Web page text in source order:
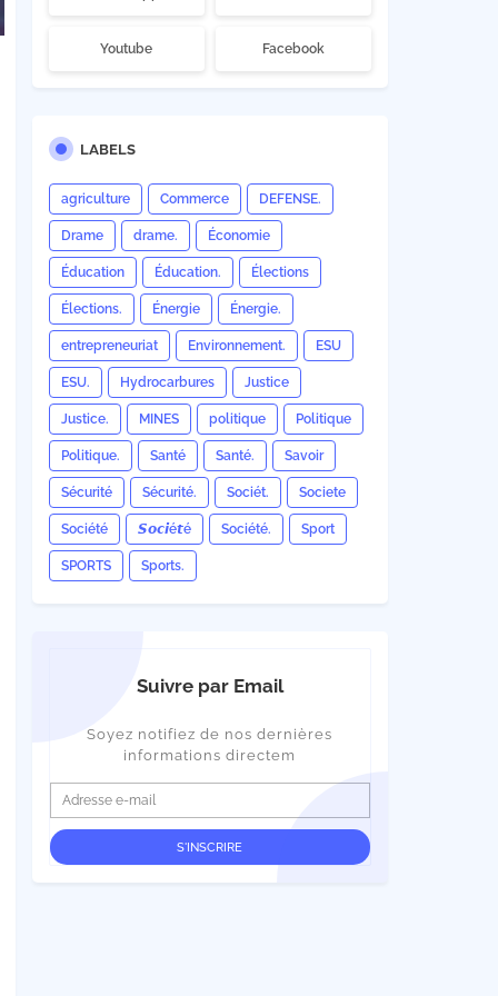
Youtube Facebook
LABELS
agriculture Commerce DEFENSE.
Drame drame. Économie
Éducation Éducation. Élections
Élections. Énergie Énergie.
entrepreneuriat Environnement. ESU
ESU. Hydrocarbures Justice
Justice. MINES politique Politique
Politique. Santé Santé. Savoir
Sécurité Sécurité. Sociét. Societe
Société 𝙎𝙤𝙘𝙞é𝙩é Société. Sport
SPORTS Sports.
Suivre par Email
Soyez notifiez de nos dernières
informations directem